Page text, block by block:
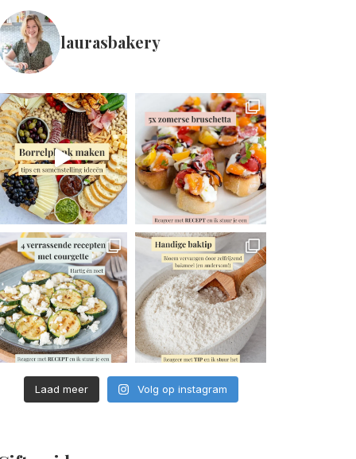
laurasbakery
Laad meer Volg op instagram